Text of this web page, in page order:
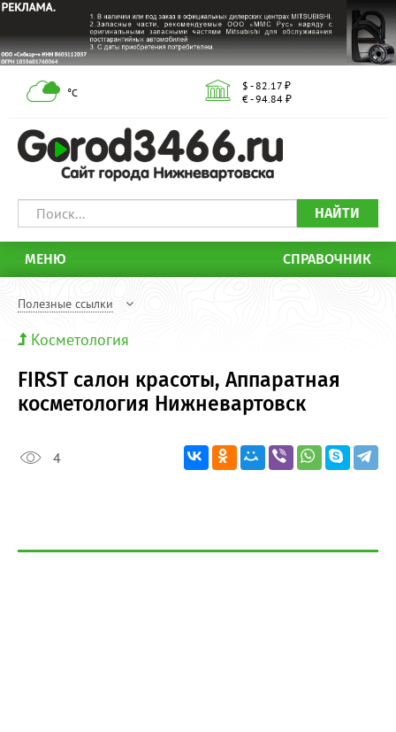
°С
$ - 82.17 ₽
€ - 94.84 ₽
НАЙТИ
МЕНЮ СПРАВОЧНИК
Полезные ссылки
Косметология
FIRST салон красоты, Аппаратная
косметология Нижневартовск
4